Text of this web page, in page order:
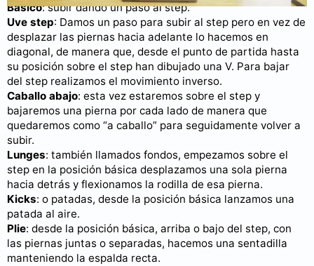
Básico: subir dando un paso al step.
Uve step: Damos un paso para subir al step pero en vez de
desplazar las piernas hacia adelante lo hacemos en
diagonal, de manera que, desde el punto de partida hasta
su posición sobre el step han dibujado una V. Para bajar
del step realizamos el movimiento inverso.
Caballo abajo: esta vez estaremos sobre el step y
bajaremos una pierna por cada lado de manera que
quedaremos como “a caballo” para seguidamente volver a
subir.
Lunges: también llamados fondos, empezamos sobre el
step en la posición básica desplazamos una sola pierna
hacia detrás y flexionamos la rodilla de esa pierna.
Kicks: o patadas, desde la posición básica lanzamos una
patada al aire.
Plie: desde la posición básica, arriba o bajo del step, con
las piernas juntas o separadas, hacemos una sentadilla
manteniendo la espalda recta.